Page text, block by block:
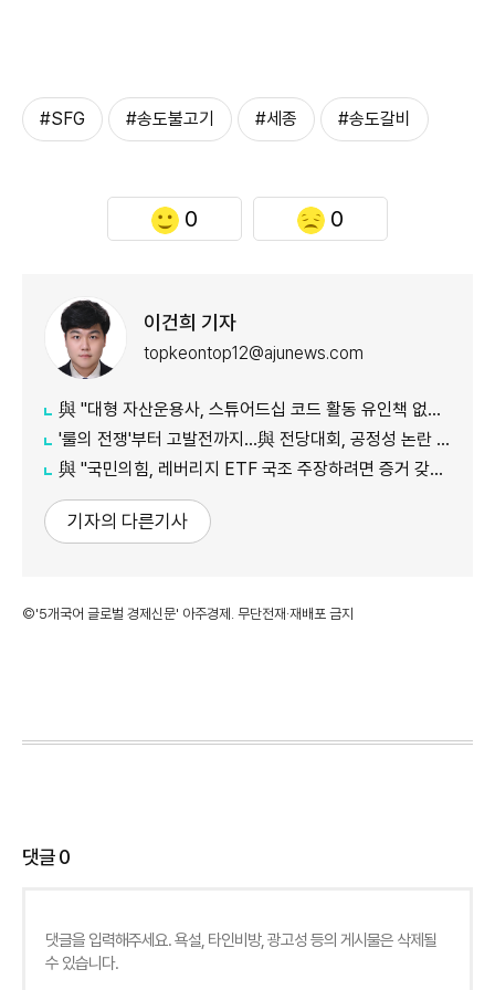
#SFG #송도불고기 #세종 #송도갈비
0 0
이건희 기자
topkeontop12@ajunews.com
與 "대형 자산운용사, 스튜어드십 코드 활동 유인책 없다고 해"
'룰의 전쟁'부터 고발전까지…與 전당대회, 공정성 논란 계속
​​​​​​​與 "국민의힘, 레버리지 ETF 국조 주장하려면 증거 갖고 와야"
기자의 다른기사
©'5개국어 글로벌 경제신문' 아주경제. 무단전재·재배포 금지
댓글0